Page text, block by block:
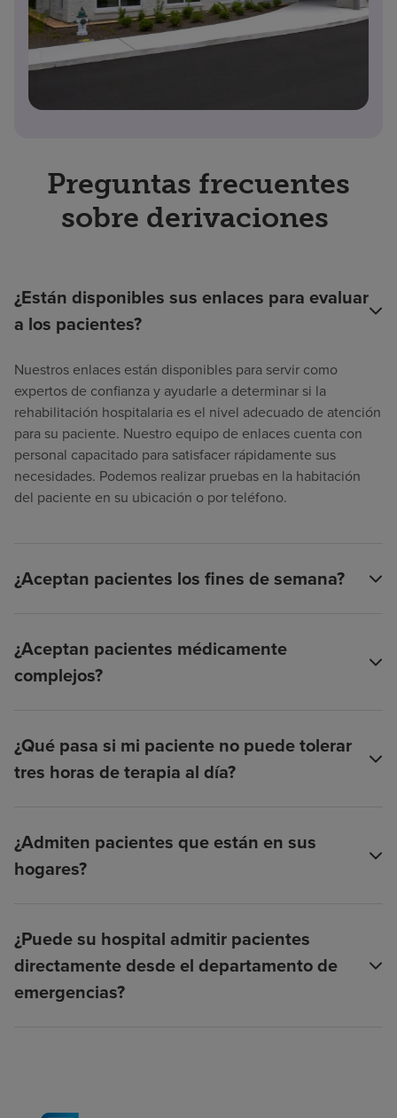
Preguntas frecuentes
sobre derivaciones
¿Están disponibles sus enlaces para evaluar
a los pacientes?
Nuestros enlaces están disponibles para servir como
expertos de confianza y ayudarle a determinar si la
rehabilitación hospitalaria es el nivel adecuado de atención
para su paciente. Nuestro equipo de enlaces cuenta con
personal capacitado para satisfacer rápidamente sus
necesidades. Podemos realizar pruebas en la habitación
del paciente en su ubicación o por teléfono.
¿Aceptan pacientes los fines de semana?
¿Aceptan pacientes médicamente
complejos?
¿Qué pasa si mi paciente no puede tolerar
tres horas de terapia al día?
¿Admiten pacientes que están en sus
hogares?
¿Puede su hospital admitir pacientes
directamente desde el departamento de
emergencias?